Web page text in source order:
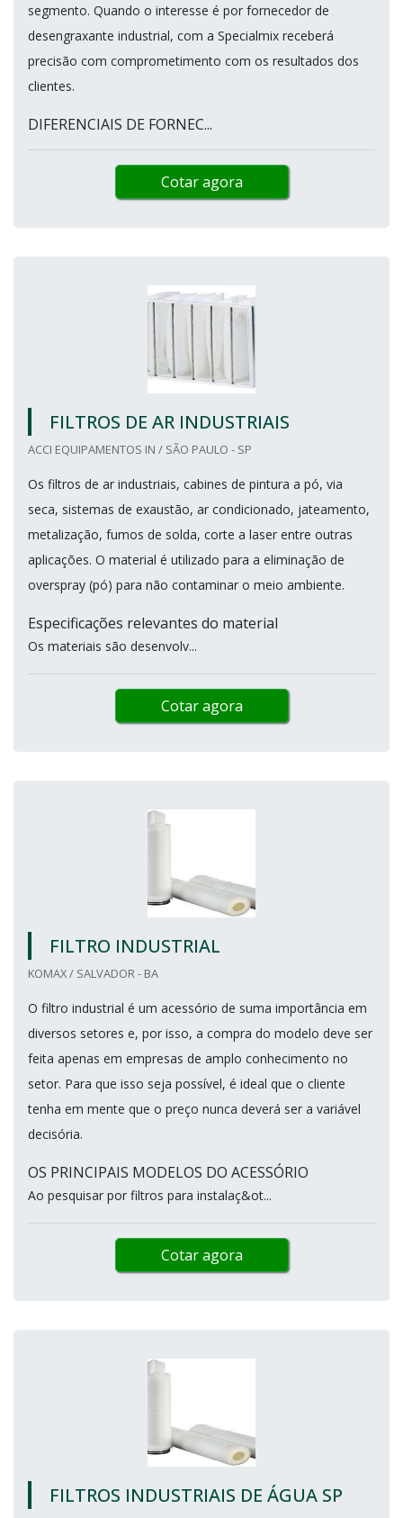
segmento. Quando o interesse é por fornecedor de
desengraxante industrial, com a Specialmix receberá
precisão com comprometimento com os resultados dos
clientes.
DIFERENCIAIS DE FORNEC...
Cotar agora
FILTROS DE AR INDUSTRIAIS
ACCI EQUIPAMENTOS IN / SÃO PAULO - SP
Os filtros de ar industriais, cabines de pintura a pó, via
seca, sistemas de exaustão, ar condicionado, jateamento,
metalização, fumos de solda, corte a laser entre outras
aplicações. O material é utilizado para a eliminação de
overspray (pó) para não contaminar o meio ambiente.
Especificações relevantes do material
Os materiais são desenvolv...
Cotar agora
FILTRO INDUSTRIAL
KOMAX / SALVADOR - BA
O filtro industrial é um acessório de suma importância em
diversos setores e, por isso, a compra do modelo deve ser
feita apenas em empresas de amplo conhecimento no
setor. Para que isso seja possível, é ideal que o cliente
tenha em mente que o preço nunca deverá ser a variável
decisória.
OS PRINCIPAIS MODELOS DO ACESSÓRIO
Ao pesquisar por filtros para instalaç&ot...
Cotar agora
FILTROS INDUSTRIAIS DE ÁGUA SP